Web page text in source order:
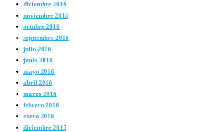
diciembre 2016
noviembre 2016
octubre 2016
septiembre 2016
julio 2016
junio 2016
mayo 2016
abril 2016
marzo 2016
febrero 2016
enero 2016
diciembre 2015